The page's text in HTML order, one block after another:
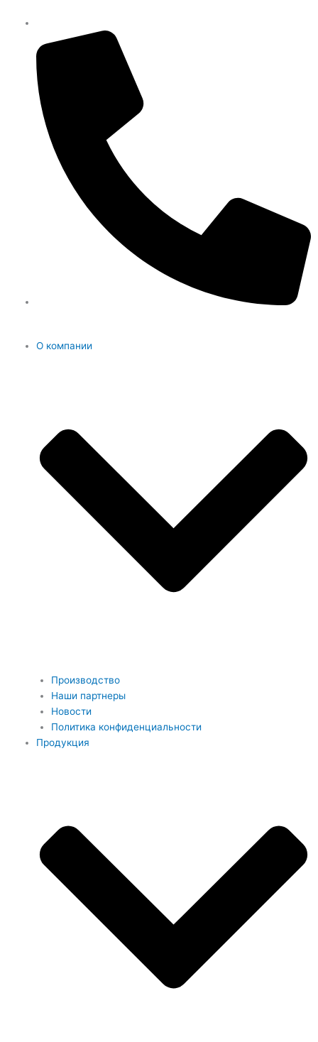
О компании
Производство
Наши партнеры
Новости
Политика конфиденциальности
Продукция